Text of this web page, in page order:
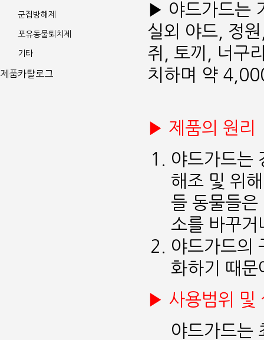
군집방해제
포유동물퇴치제
기타
제품카탈로그
▶ 야드가드는
실외 야드, 정
쥐, 토끼, 너구
치하며 약
▶ 제품의 원리
야드가드는
해조 및 위
들 동물들은
소를 바꾸거
야드가드의
화하기 때문
▶ 사용범위 및
야드가드는